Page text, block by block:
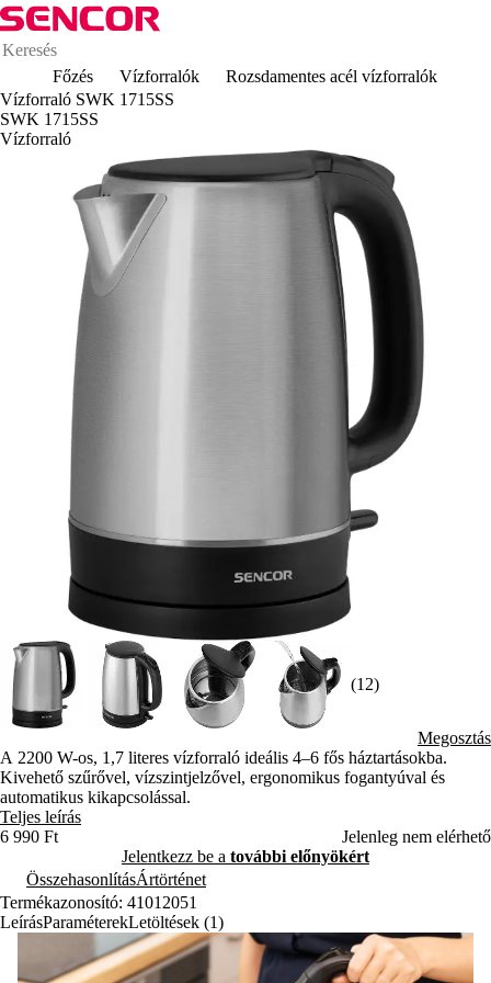
Főzés Vízforralók
Rozsdamentes acél vízforralók
Vízforraló SWK 1715SS
SWK 1715SS
Vízforraló
(12)
Megosztás
A 2200 W-os, 1,7 literes vízforraló ideális 4–6 fős háztartásokba.
Kivehető szűrővel, vízszintjelzővel, ergonomikus fogantyúval és
automatikus kikapcsolással.
Teljes leírás
6 990 Ft
Jelenleg nem elérhető
Jelentkezz be a további előnyökért
ÖsszehasonlításÁrtörténet
Termékazonosító: 41012051
LeírásParaméterekLetöltések (1)